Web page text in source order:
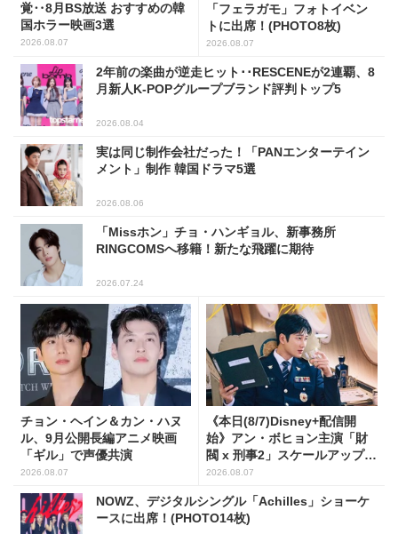
覚‥8月BS放送 おすすめの韓
国ホラー映画3選
2026.08.07
「フェラガモ」フォトイベン
トに出席！(PHOTO8枚)
2026.08.07
2年前の楽曲が逆走ヒット･･RESCENEが2連覇、8
月新人K-POPグループブランド評判トップ5
2026.08.04
実は同じ制作会社だった！「PANエンターテイン
メント」制作 韓国ドラマ5選
2026.08.06
「Missホン」チョ・ハンギョル、新事務所
RINGCOMSへ移籍！新たな飛躍に期待
2026.07.24
チョン・ヘイン＆カン・ハヌ
ル、9月公開長編アニメ映画
「ギル」で声優共演
2026.08.07
《本日(8/7)Disney+配信開
始》アン・ボヒョン主演「財
閥 x 刑事2」スケールアップし
たFLEX捜査に注目
2026.08.07
NOWZ、デジタルシングル「Achilles」ショーケ
ースに出席！(PHOTO14枚)